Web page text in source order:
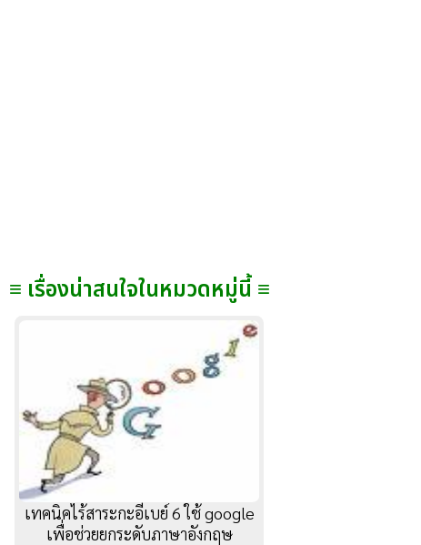
≡ เรื่องน่าสนใจในหมวดหมู่นี้ ≡
เทคนิคไร้สาระกะอีเบย์ 6 ใช้ google
เพื่อช่วยยกระดับภาษาอังกฤษ